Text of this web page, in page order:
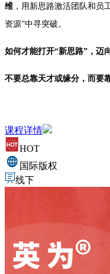
维 ，用新思路激活团队和员
资源”中寻突破。
如何才能打开“新思路”，迈
不要总靠天才或缘分，而要
课程详情
HOT
国际版权
线下